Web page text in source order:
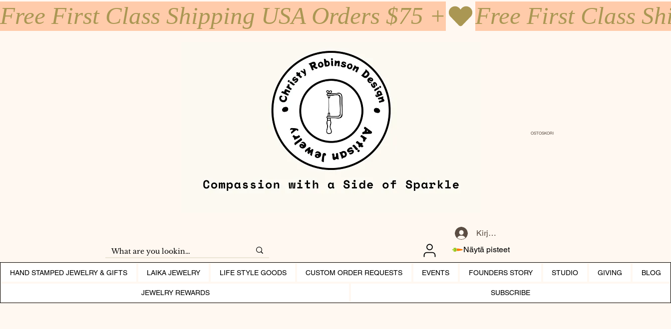
Free First Class Shipping USA Orders $75 +
Kirjaudu
Näytä pisteet
OSTOSKORI
HAND STAMPED JEWELRY & GIFTS LAIKA JEWELRY LIFE STYLE GOODS CUSTOM ORDER REQUESTS EVENTS FOUNDERS STORY STUDIO GIVING BLOG
JEWELRY REWARDS SUBSCRIBE